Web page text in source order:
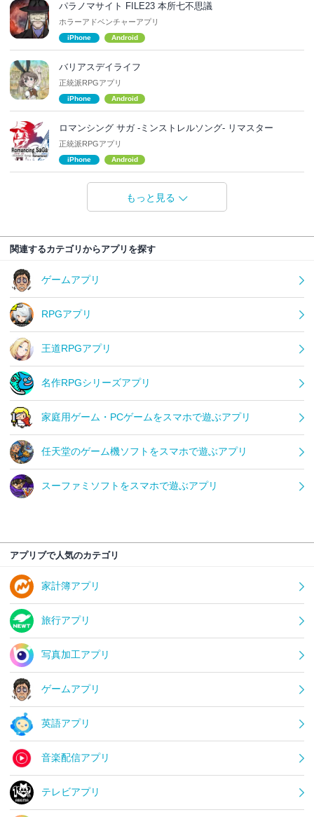
パラノマサイト FILE23 本所七不思議
ホラーアドベンチャーアプリ
iPhone Android
バリアスデイライフ
正統派RPGアプリ
iPhone Android
ロマンシング サガ -ミンストレルソング- リマスター
正統派RPGアプリ
iPhone Android
もっと見る
関連するカテゴリからアプリを探す
ゲームアプリ
RPGアプリ
王道RPGアプリ
名作RPGシリーズアプリ
家庭用ゲーム・PCゲームをスマホで遊ぶアプリ
任天堂のゲーム機ソフトをスマホで遊ぶアプリ
スーファミソフトをスマホで遊ぶアプリ
アプリブで人気のカテゴリ
家計簿アプリ
旅行アプリ
写真加工アプリ
ゲームアプリ
英語アプリ
音楽配信アプリ
テレビアプリ